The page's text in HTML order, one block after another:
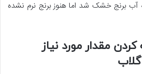
آب برنج خشک شد اما هنوز برنج نرم نشده
کردن مقدار مورد نیاز